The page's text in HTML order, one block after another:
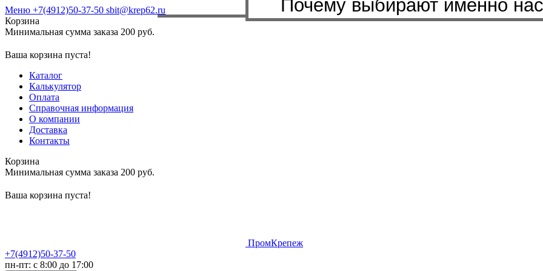
Меню +7(4912)50-37-50 sbit@krep62.ru
Корзина
Минимальная сумма заказа 200 руб.
Ваша корзина пуста!
Каталог
Калькулятор
Оплата
Справочная информация
О компании
Доставка
Контакты
Корзина
Минимальная сумма заказа 200 руб.
Ваша корзина пуста!
ПромКрепеж
+7(4912)50-37-50
пн-пт: с 8:00 до 17:00
Почему выбирают именно